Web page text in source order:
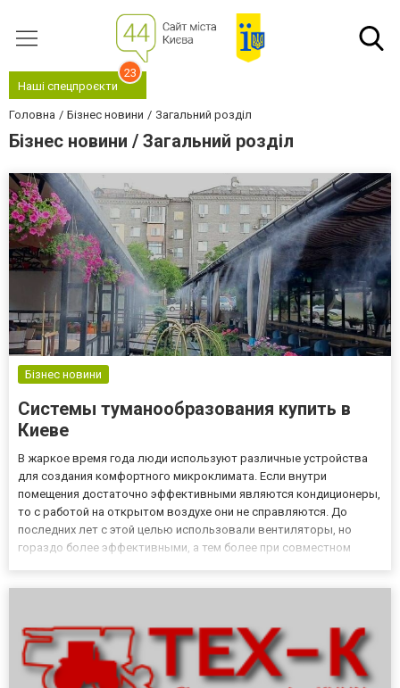
Наші спецпроєкти
23
Головна Бізнес новини Загальний розділ
Бізнес новини / Загальний розділ
Бізнес новини
Системы туманообразования купить в
Киеве
В жаркое время года люди используют различные устройства
для создания комфортного микроклимата. Если внутри
помещения достаточно эффективными являются кондиционеры,
то с работой на открытом воздухе они не справляются. До
последних лет с этой целью использовали вентиляторы, но
гораздо более эффективными, а тем более при совместном